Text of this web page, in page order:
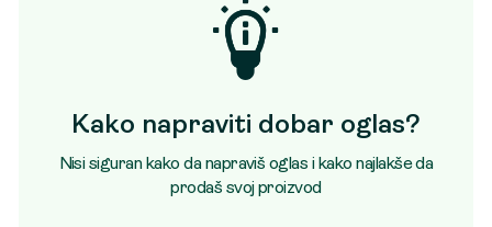
Kako napraviti dobar oglas?
Nisi siguran kako da napraviš oglas i kako najlakše da
prodaš svoj proizvod